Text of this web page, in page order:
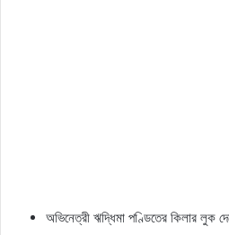
অভিনেত্রী ঋদ্ধিমা পণ্ডিতের কিলার লুক